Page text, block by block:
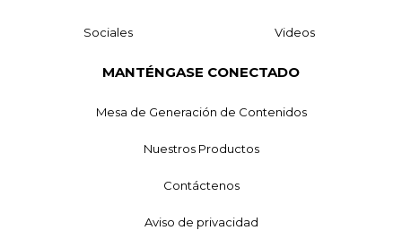
Sociales Videos
MANTÉNGASE CONECTADO
Mesa de Generación de Contenidos
Nuestros Productos
Contáctenos
Aviso de privacidad